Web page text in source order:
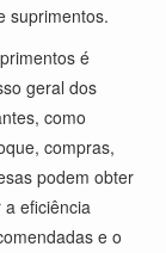
suprimentos.
é
geral dos
como
compras,
podem obter
eficiência
e o